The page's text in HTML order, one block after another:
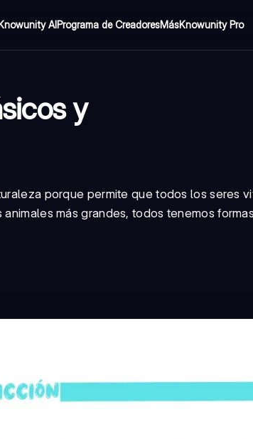
AIPrograma de CreadoresMásKnowunity Pro
y
porque permite que todos los seres
más grandes, todos tenemos